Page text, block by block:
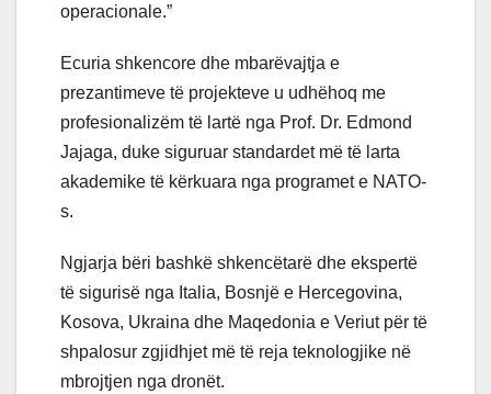
operacionale.”
Ecuria shkencore dhe mbarëvajtja e
prezantimeve të projekteve u udhëhoq me
profesionalizëm të lartë nga Prof. Dr. Edmond
Jajaga, duke siguruar standardet më të larta
akademike të kërkuara nga programet e NATO-
s.
Ngjarja bëri bashkë shkencëtarë dhe ekspertë
të sigurisë nga Italia, Bosnjë e Hercegovina,
Kosova, Ukraina dhe Maqedonia e Veriut për të
shpalosur zgjidhjet më të reja teknologjike në
mbrojtjen nga dronët.